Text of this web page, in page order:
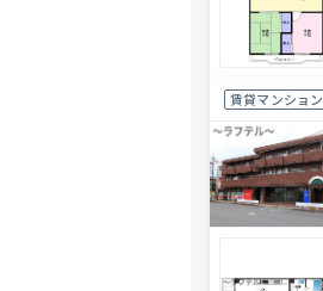
賃貸マンション